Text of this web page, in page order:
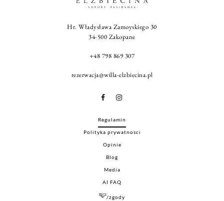
Hr. Władysława Zamoyskiego 30
34-500 Zakopane
+48 798 869 307
rezerwacja@willa-elzbiecina.pl
Regulamin
Polityka prywatnosci
Opinie
Blog
Media
AI FAQ
/zgody